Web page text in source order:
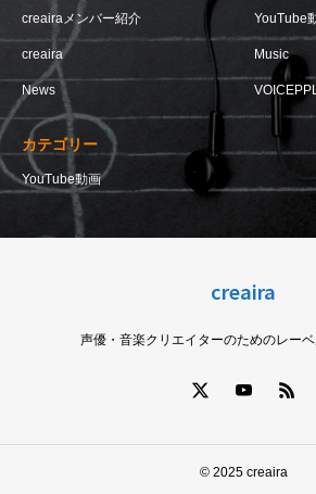
creairaメンバー紹介 YouTube
creaira Music
News
カテゴリー
YouTube動画
creaira
声優・音楽クリエイターのためのレー
© 2025 creaira